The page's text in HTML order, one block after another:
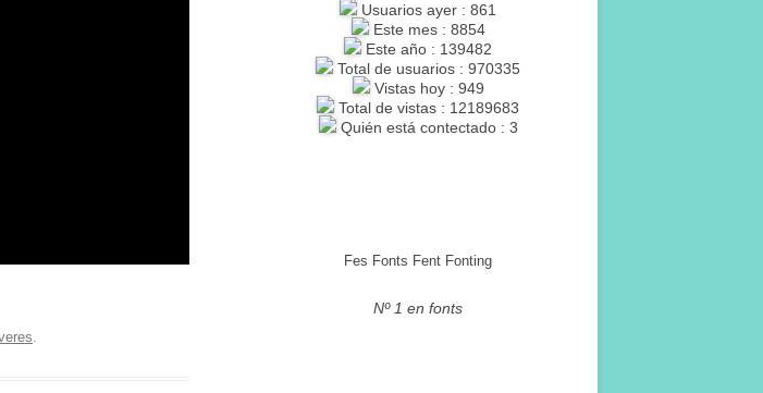
.
Usuarios ayer : 861
Este mes : 8854
Este año : 139482
Total de usuarios : 970335
Vistas hoy : 949
Total de vistas : 12189683
Quién está contectado : 3
Fes Fonts Fent Fonting
Nº 1 en fonts